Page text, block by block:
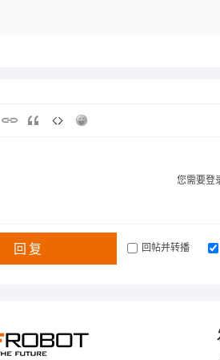
您需要登
回复 回帖并转播